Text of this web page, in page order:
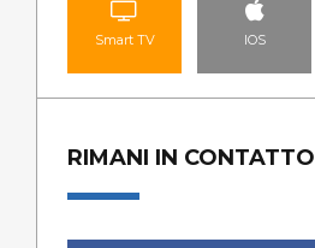
Smart TV IOS
RIMANI IN CONTATTO